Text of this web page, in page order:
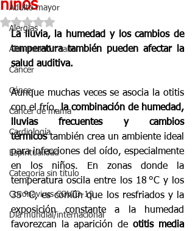
Adulto mayor
Alergias
Alimentación sana
Cáncer
Cáncer
Cáncer de mama
Cardiología
Espiritualidad
Categoría sin título
Coronavirus COVID-19
Día mundial/internacional
niños
Obtuvo NaN de 5 estrellas.
La lluvia, la humedad y los cambios de
temperatura también pueden afectar la
salud auditiva.
Aunque muchas veces se asocia la otitis
con el frío, la combinación de humedad,
lluvias frecuentes y cambios
térmicos también crea un ambiente ideal
para infecciones del oído, especialmente
en los niños. En zonas donde la
temperatura oscila entre los 18 °C y los
35 °C, es común que los resfriados y la
exposición constante a la humedad
favorezcan la aparición de otitis media